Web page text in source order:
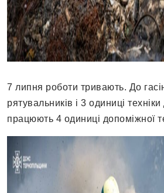
7 липня роботи тривають. До
рятувальників і 3 одиниці
працюють 4 одиниці допоміжної